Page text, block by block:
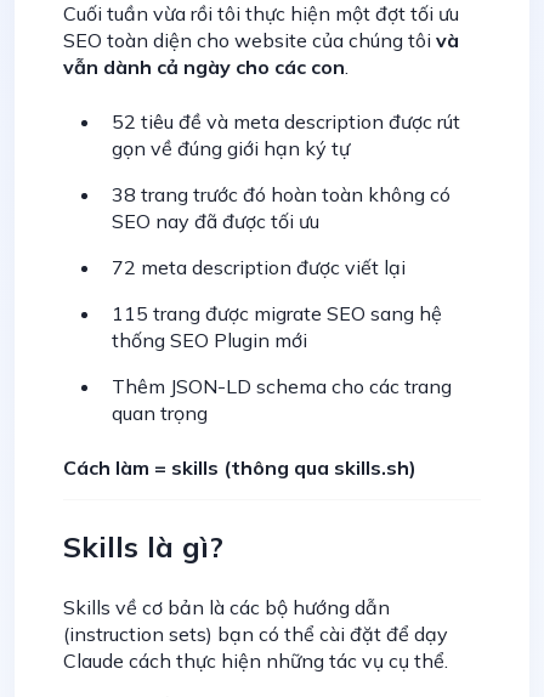
Cuối tuần vừa rồi tôi thực hiện một đợt tối ưu
SEO toàn diện cho website của chúng tôi và
vẫn dành cả ngày cho các con.
52 tiêu đề và meta description được rút
gọn về đúng giới hạn ký tự
38 trang trước đó hoàn toàn không có
SEO nay đã được tối ưu
72 meta description được viết lại
115 trang được migrate SEO sang hệ
thống SEO Plugin mới
Thêm JSON-LD schema cho các trang
quan trọng
Cách làm = skills (thông qua skills.sh)
Skills là gì?
Skills về cơ bản là các bộ hướng dẫn
(instruction sets) bạn có thể cài đặt để dạy
Claude cách thực hiện những tác vụ cụ thể.